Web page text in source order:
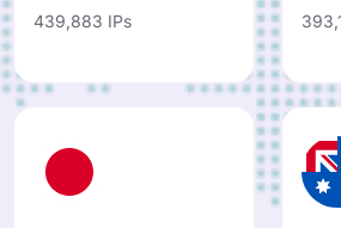
439,883 IPs